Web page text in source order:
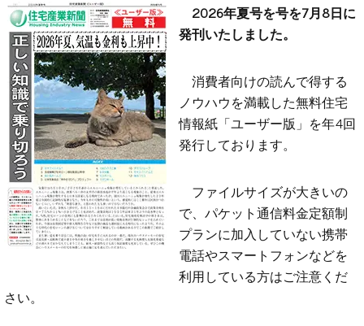
2026年夏号を号を7月8日に
発刊いたしました。
消費者向けの読んで得する
ノウハウを満載した無料住宅
情報紙「ユーザー版」を年4回
発行しております。
ファイルサイズが大きいの
で、パケット通信料金定額制
プランに加入していない携帯
電話やスマートフォンなどを
利用している方はご注意くだ
さい。